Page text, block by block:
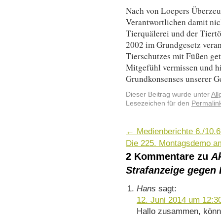
Nach von Loepers
Verantwortlichen damit
Tierquälerei und der
2002 im Grundgesetz
Tierschutzes mit Füßen
Mitgefühl vermissen und
Grundkonsenses unserer
Dieser Beitrag wurde unter
Lesezeichen für den
← Medienberichte 6./
Die 225. Montagsdemo
2 Kommentare zu
Strafanzeige
Hans sagt:
12. Juni 2014 um
Hallo zusammen,